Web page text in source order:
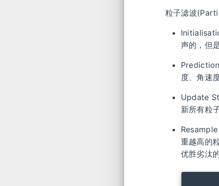
粒子滤波
声的，但
度、角速
Update
新所有粒
重越高的
优胜劣汰